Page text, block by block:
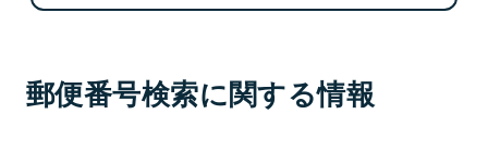
郵便番号検索に関する情報